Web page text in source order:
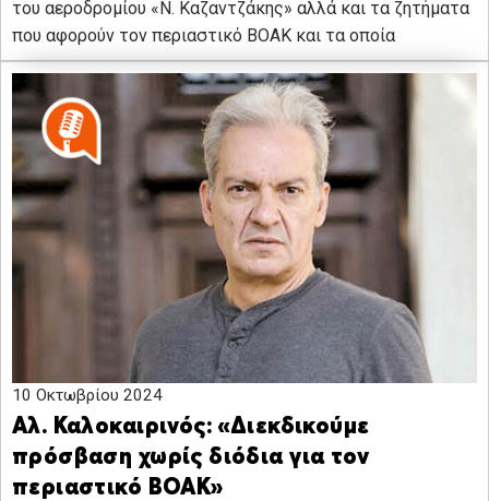
του αεροδρομίου «Ν. Καζαντζάκης» αλλά και τα ζητήματα
που αφορούν τον περιαστικό ΒΟΑΚ και τα οποία
10 Οκτωβρίου 2024
Αλ. Καλοκαιρινός: «Διεκδικούμε
πρόσβαση χωρίς διόδια για τον
περιαστικό ΒΟΑΚ»